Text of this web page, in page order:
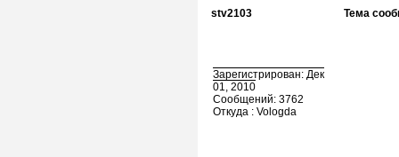
stv2103 Тема
Зарегистрирован: Дек
01, 2010
Сообщений: 3762
Откуда : Vologda